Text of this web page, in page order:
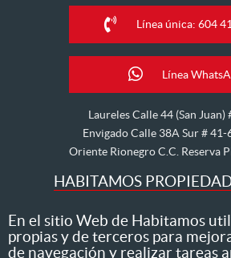
Línea única: 604
Línea
Laureles Calle 44 (San Juan)
Envigado Calle 38A Sur # 41-
Oriente Rionegro C.C. Reserva
HABITAMOS
Nos dedicamos al arriendo, venta,
administración de
En el sitio Web de Habitamos
propias y de terceros para
de navegación y realizar tareas